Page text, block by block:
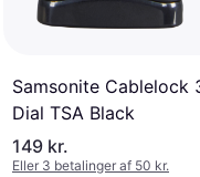
Samsonite Cablelock
Dial TSA Black
149 kr.
Eller 3 betalinger af 50 kr.